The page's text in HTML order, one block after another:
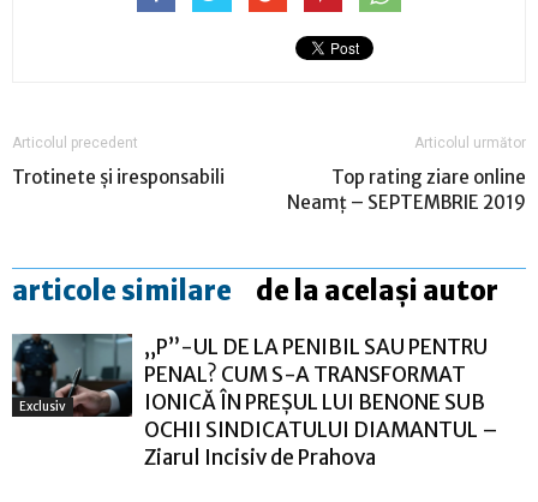
Articolul precedent
Trotinete și iresponsabili
Articolul următor
Top rating ziare online
Neamț – SEPTEMBRIE 2019
articole similare de la același autor
Exclusiv
„P”-UL DE LA PENIBIL SAU PENTRU
PENAL? CUM S-A TRANSFORMAT
IONICĂ ÎN PREȘUL LUI BENONE SUB
OCHII SINDICATULUI DIAMANTUL –
Ziarul Incisiv de Prahova